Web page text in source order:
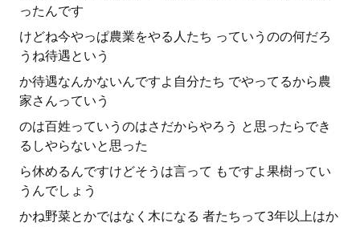
ったんです
けどね今やっぱ農業をやる人たち っていうのの何だろ
うね待遇という
か待遇なんかないんですよ自分たち でやってるから農
家さんっていう
のは百姓っていうのはさだからやろう と思ったらでき
るしやらないと思った
ら休めるんですけどそうは言って もですよ果樹ってい
うんでしょう
かね野菜とかではなく木になる 者たちって3年以上はか